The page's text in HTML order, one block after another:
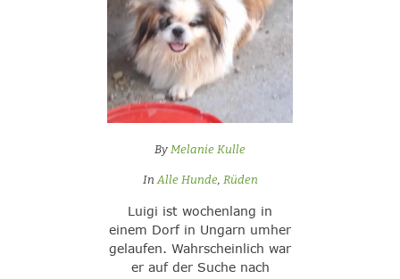
By Melanie Kulle
InAlle Hunde, Rüden
Luigi ist wochenlang in
einem Dorf in Ungarn umher
gelaufen. Wahrscheinlich war
er auf der Suche nach